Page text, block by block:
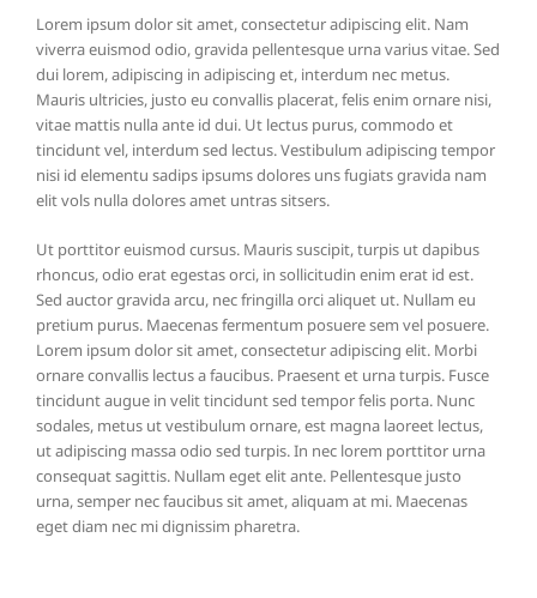
Lorem ipsum dolor sit amet, consectetur adipiscing elit. Nam
viverra euismod odio, gravida pellentesque urna varius vitae. Sed
dui lorem, adipiscing in adipiscing et, interdum nec metus.
Mauris ultricies, justo eu convallis placerat, felis enim ornare nisi,
vitae mattis nulla ante id dui. Ut lectus purus, commodo et
tincidunt vel, interdum sed lectus. Vestibulum adipiscing tempor
nisi id elementu sadips ipsums dolores uns fugiats gravida nam
elit vols nulla dolores amet untras sitsers.
Ut porttitor euismod cursus. Mauris suscipit, turpis ut dapibus
rhoncus, odio erat egestas orci, in sollicitudin enim erat id est.
Sed auctor gravida arcu, nec fringilla orci aliquet ut. Nullam eu
pretium purus. Maecenas fermentum posuere sem vel posuere.
Lorem ipsum dolor sit amet, consectetur adipiscing elit. Morbi
ornare convallis lectus a faucibus. Praesent et urna turpis. Fusce
tincidunt augue in velit tincidunt sed tempor felis porta. Nunc
sodales, metus ut vestibulum ornare, est magna laoreet lectus,
ut adipiscing massa odio sed turpis. In nec lorem porttitor urna
consequat sagittis. Nullam eget elit ante. Pellentesque justo
urna, semper nec faucibus sit amet, aliquam at mi. Maecenas
eget diam nec mi dignissim pharetra.